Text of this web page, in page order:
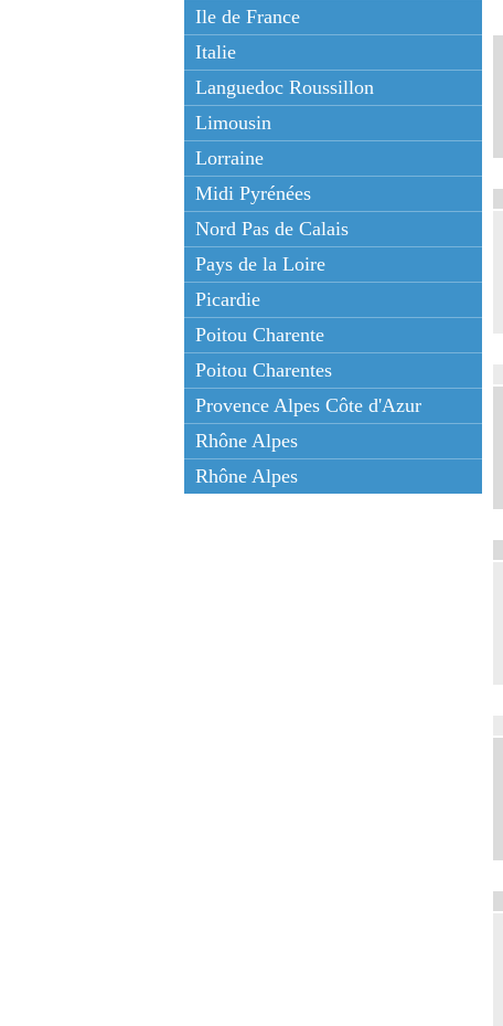
Ile de France
Italie
Languedoc Roussillon
Limousin
Lorraine
Midi Pyrénées
Nord Pas de Calais
Pays de la Loire
Picardie
Poitou Charente
Poitou Charentes
Provence Alpes Côte d'Azur
Rhône Alpes
Rhône Alpes